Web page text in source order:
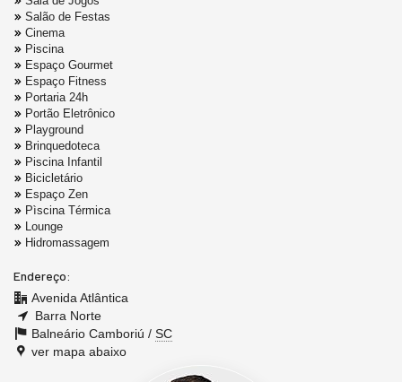
Salão de Festas
Cinema
Piscina
Espaço Gourmet
Espaço Fitness
Portaria 24h
Portão Eletrônico
Playground
Brinquedoteca
Piscina Infantil
Bicicletário
Espaço Zen
Pìscina Térmica
Lounge
Hidromassagem
Endereço:
Avenida Atlântica
Barra Norte
Balneário Camboriú / SC
ver mapa abaixo